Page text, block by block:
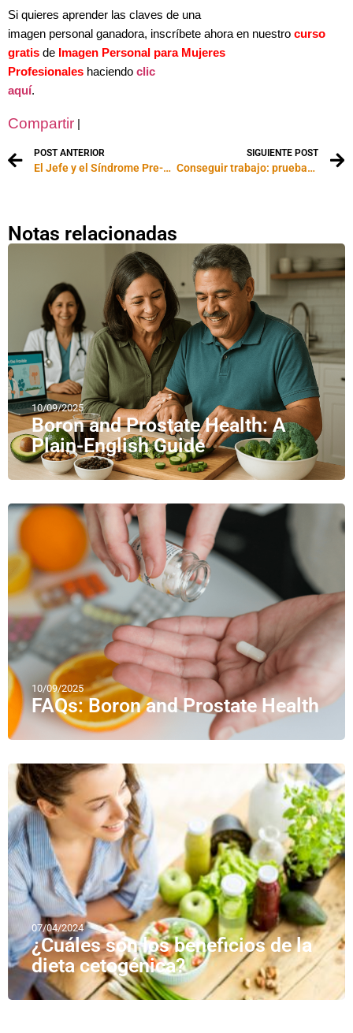
Si quieres aprender las claves de una
imagen personal ganadora, inscríbete ahora en nuestro curso
gratis de Imagen Personal para Mujeres
Profesionales haciendo clic
aquí.
Compartir |
POST ANTERIOR
El Jefe y el Síndrome Pre-Menstrual de las Mujeres (SPM)
SIGUIENTE POST
Conseguir trabajo: pruebas psicotécnicas y emocionales
Notas relacionadas
10/09/2025
Boron and Prostate Health: A
Plain-English Guide
10/09/2025
FAQs: Boron and Prostate Health
07/04/2024
¿Cuáles son los beneficios de la
dieta cetogénica?